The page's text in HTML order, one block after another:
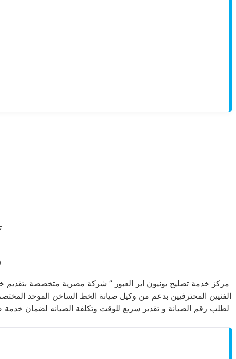
مركز خدمة تصليح يونيون اير العبور ” شركة مصرية متخصصة
الفنيين المحترفيين بدعم من وكيل صيانة الخط الساخن الموحد
لطلب رقم الصيانة و تقدير سريع للوقت وتكلفة الصيانه لضمان خدمة